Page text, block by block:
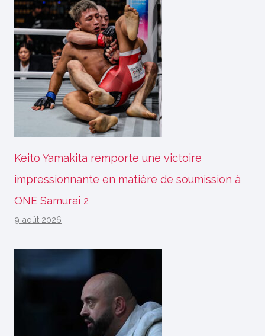
Keito Yamakita remporte une victoire
impressionnante en matière de soumission à
ONE Samurai 2
9 août 2026